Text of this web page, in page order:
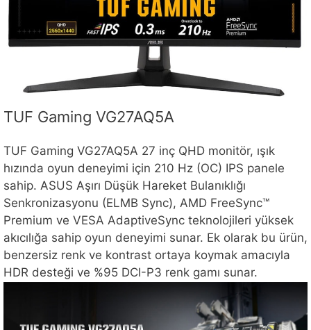
TUF Gaming VG27AQ5A
TUF Gaming VG27AQ5A 27 inç QHD monitör, ışık
hızında oyun deneyimi için 210 Hz (OC) IPS panele
sahip. ASUS Aşırı Düşük Hareket Bulanıklığı
Senkronizasyonu (ELMB Sync), AMD FreeSync™
Premium ve VESA AdaptiveSync teknolojileri yüksek
akıcılığa sahip oyun deneyimi sunar. Ek olarak bu ürün,
benzersiz renk ve kontrast ortaya koymak amacıyla
HDR desteği ve %95 DCI-P3 renk gamı sunar.